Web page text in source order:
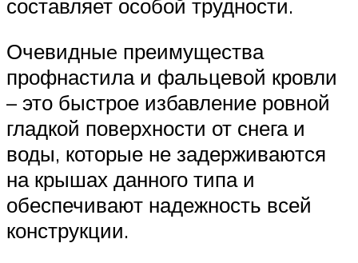
составляет особой трудности.
Очевидныe преимущества
профнастила и фальцевой кровли
– это быстрое избавление ровной
гладкой поверхности от снега и
воды, которые не задерживаются
на крышах данного типа и
обеспечивают надежность всей
конструкции.